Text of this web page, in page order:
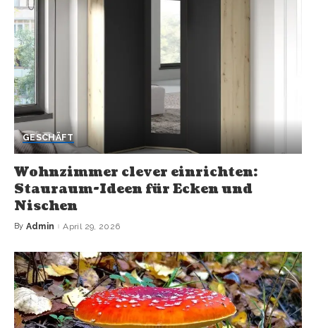
GESCHÄFT
Wohnzimmer clever einrichten:
Stauraum-Ideen für Ecken und
Nischen
By Admin April 29, 2026